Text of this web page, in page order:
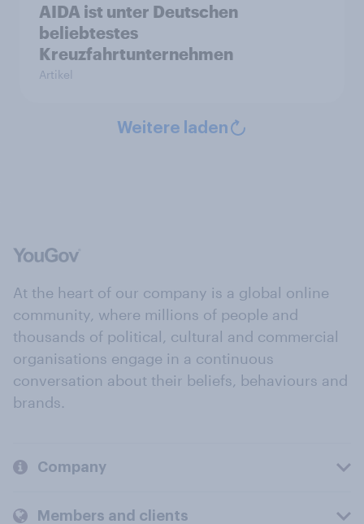
AIDA ist unter Deutschen
beliebtestes
Kreuzfahrtunternehmen
Artikel
Weitere laden
At the heart of our company is a global online
community, where millions of people and
thousands of political, cultural and commercial
organisations engage in a continuous
conversation about their beliefs, behaviours and
brands.
Company
Members and clients